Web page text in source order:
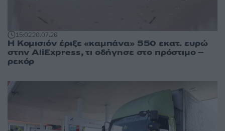
15:0220.07.26
Η Κομισιόν έριξε «καμπάνα» 550 εκατ. ευρώ
στην AliExpress, τι οδήγησε στο πρόστιμο –
ρεκόρ